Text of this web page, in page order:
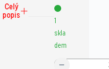
Celý
popis
1
skla
dem